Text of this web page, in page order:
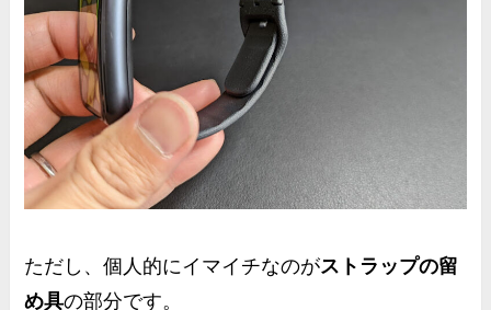
ただし、個人的にイマイチなのがストラップの留
め具の部分です。